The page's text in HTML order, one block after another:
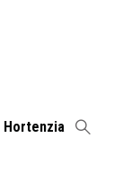
Hortenzia